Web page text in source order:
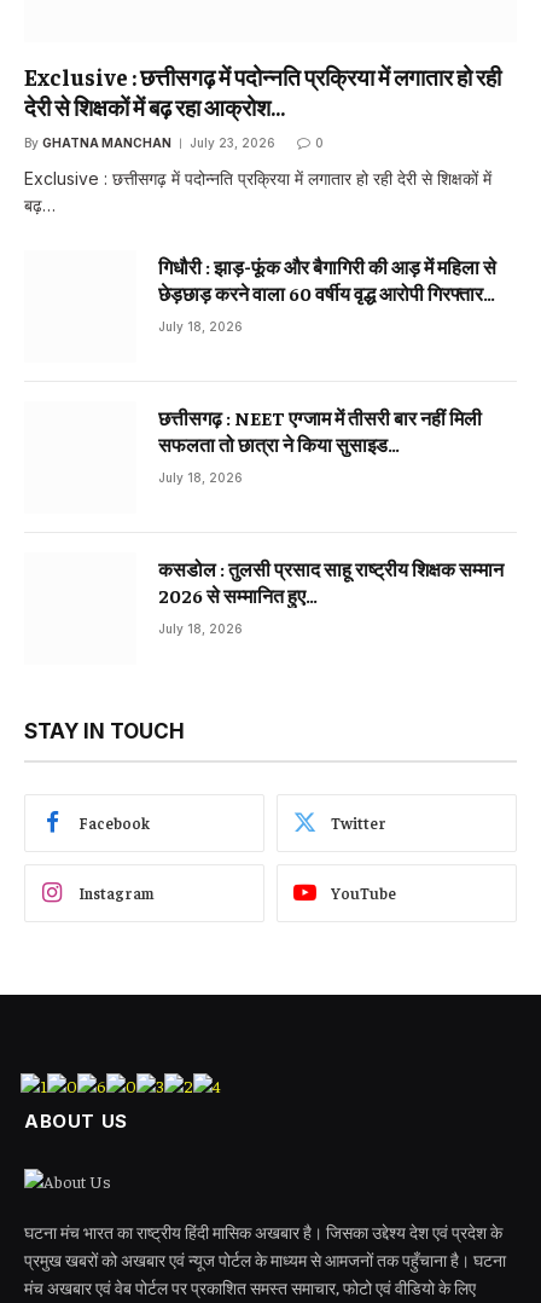
Exclusive : छत्तीसगढ़ में पदोन्नति प्रक्रिया में लगातार हो रही
देरी से शिक्षकों में बढ़ रहा आक्रोश…
By GHATNA MANCHAN July 23, 2026 0
Exclusive : छत्तीसगढ़ में पदोन्नति प्रक्रिया में लगातार हो रही देरी से शिक्षकों में
बढ़…
गिधौरी : झाड़-फूंक और बैगागिरी की आड़ में महिला से
छेड़छाड़ करने वाला 60 वर्षीय वृद्ध आरोपी गिरफ्तार…
July 18, 2026
छत्तीसगढ़ : NEET एग्जाम में तीसरी बार नहीं मिली
सफलता तो छात्रा ने किया सुसाइड…
July 18, 2026
कसडोल : तुलसी प्रसाद साहू राष्ट्रीय शिक्षक सम्मान
2026 से सम्मानित हुए…
July 18, 2026
STAY IN TOUCH
Facebook Twitter
Instagram YouTube
ABOUT US
घटना मंच भारत का राष्ट्रीय हिंदी मासिक अखबार है। जिसका उद्देश्य देश एवं प्रदेश के
प्रमुख खबरों को अखबार एवं न्यूज पोर्टल के माध्यम से आमजनों तक पहुँचाना है। घटना
मंच अखबार एवं वेब पोर्टल पर प्रकाशित समस्त समाचार, फोटो एवं वीडियो के लिए